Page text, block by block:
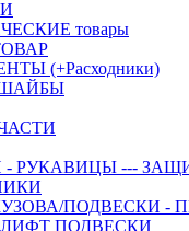
товары
(+Расходники)
- РУКАВИЦЫ ---
ПОДВЕСКИ -
ПОДВЕСКИ